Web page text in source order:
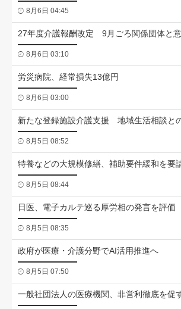
8月6日 04:45
27年度介護報酬改定 9月ごろ関係団体と
8月6日 03:10
労災病院、経常損失13億円
8月6日 03:00
新たな登録施設介護支援 地域生活相談と
8月5日 08:52
特養などの大規模修繕、補助要件緩和を要
8月5日 08:44
日医、電子カルテ巡る厚労相の発言を評価
8月5日 08:35
政府が医療・介護分野でAI活用推進へ
8月5日 07:50
一般社団法人の医療機関、非営利徹底を促